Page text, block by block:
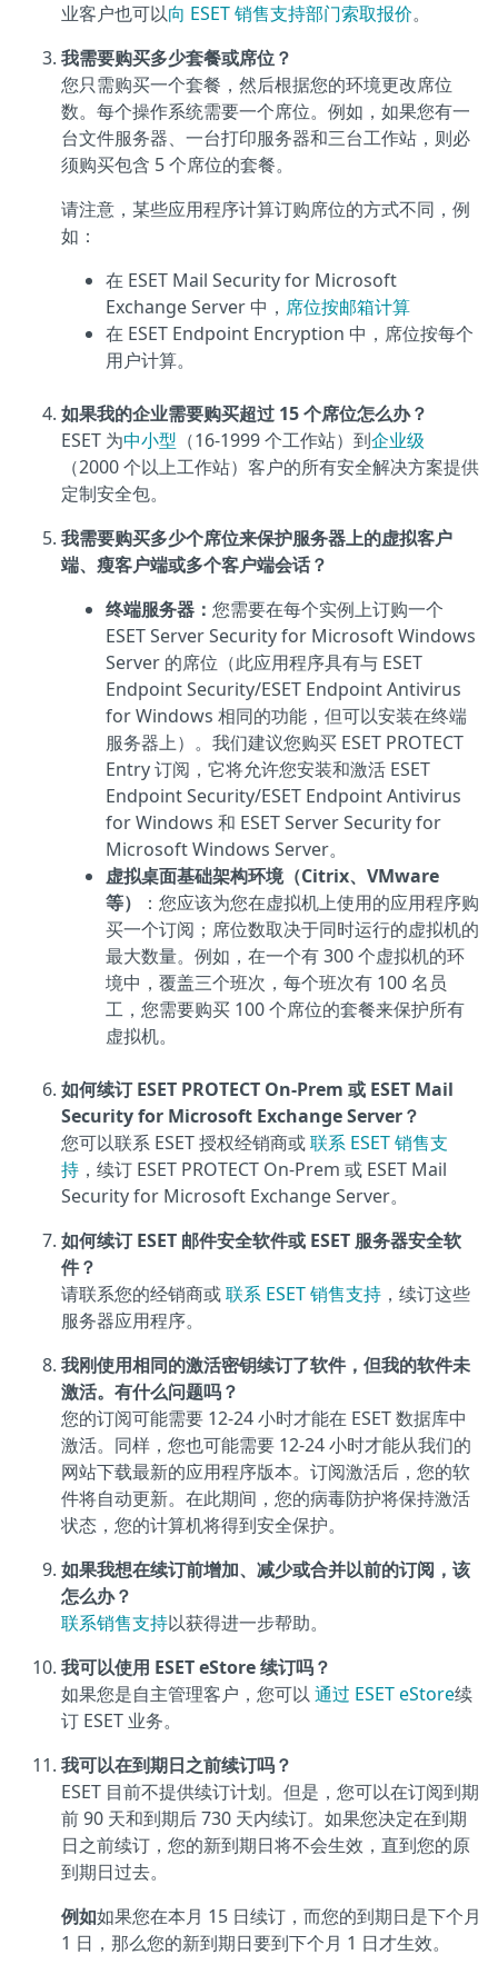
业客户也可以向 ESET 销售支持部门索取报价。
我需要购买多少套餐或席位？
您只需购买一个套餐，然后根据您的环境更改席位
数。每个操作系统需要一个席位。例如，如果您有一
台文件服务器、一台打印服务器和三台工作站，则必
须购买包含 5 个席位的套餐。
请注意，某些应用程序计算订购席位的方式不同，例
如：
在 ESET Mail Security for Microsoft
Exchange Server 中， 席位按邮箱计算
在 ESET Endpoint Encryption 中，席位按每个
用户计算。
如果我的企业需要购买超过 15 个席位怎么办？
ESET 为中小型 （16-1999 个工作站）到企业级
（2000 个以上工作站）客户的所有安全解决方案提供
定制安全包。
我需要购买多少个席位来保护服务器上的虚拟客户
端、瘦客户端或多个客户端会话？
终端服务器： 您需要在每个实例上订购一个
ESET Server Security for Microsoft Windows
Server 的席位（此应用程序具有与 ESET
Endpoint Security/ESET Endpoint Antivirus
for Windows 相同的功能，但可以安装在终端
服务器上）。我们建议您购买 ESET PROTECT
Entry 订阅，它将允许您安装和激活 ESET
Endpoint Security/ESET Endpoint Antivirus
for Windows 和 ESET Server Security for
Microsoft Windows Server。
虚拟桌面基础架构环境（Citrix、VMware
等）
：您应该为您在虚拟机上使用的应用程序购
买一个订阅；席位数取决于同时运行的虚拟机的
最大数量。例如，在一个有 300 个虚拟机的环
境中，覆盖三个班次，每个班次有 100 名员
工，您需要购买 100 个席位的套餐来保护所有
虚拟机。
如何续订 ESET PROTECT On-Prem 或 ESET Mail
Security for Microsoft Exchange Server？
您可以联系 ESET 授权经销商或联系 ESET 销售支
持 ，续订 ESET PROTECT On-Prem 或 ESET Mail
Security for Microsoft Exchange Server。
如何续订 ESET 邮件安全软件或 ESET 服务器安全软
件？
请联系您的经销商或联系 ESET 销售支持 ，续订这些
服务器应用程序。
我刚使用相同的激活密钥续订了软件，但我的软件未
激活。有什么问题吗？
您的订阅可能需要 12-24 小时才能在 ESET 数据库中
激活。同样，您也可能需要 12-24 小时才能从我们的
网站下载最新的应用程序版本。订阅激活后，您的软
件将自动更新。在此期间，您的病毒防护将保持激活
状态，您的计算机将得到安全保护。
如果我想在续订前增加、减少或合并以前的订阅，该
怎么办？
联系销售支持以获得进一步帮助。
我可以使用 ESET eStore 续订吗？
如果您是自主管理客户，您可以 通过 ESET eStore续
订 ESET 业务。
我可以在到期日之前续订吗？
ESET 目前不提供续订计划。但是，您可以在订阅到期
前 90 天和到期后 730 天内续订。如果您决定在到期
日之前续订，您的新到期日将不会生效，直到您的原
到期日过去。
例如如果您在本月 15 日续订，而您的到期日是下个月
1 日，那么您的新到期日要到下个月 1 日才生效。